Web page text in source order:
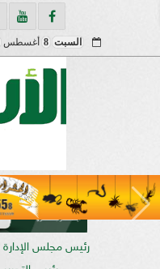
السبت 8 أغسطس
رئيس مجلس الإدارة